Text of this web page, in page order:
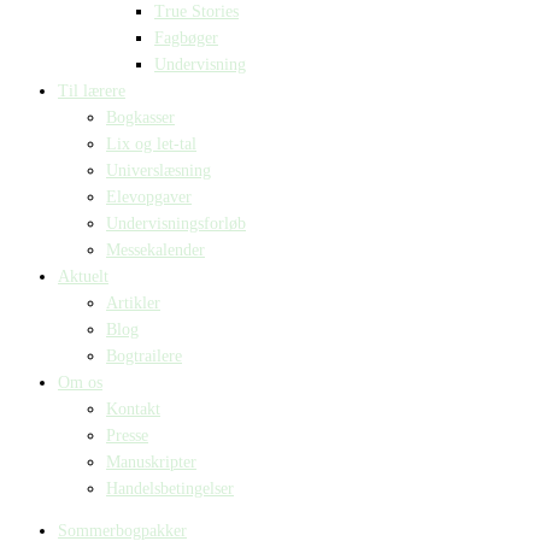
True Stories
Fagbøger
Undervisning
Til lærere
Bogkasser
Lix og let-tal
Universlæsning
Elevopgaver
Undervisningsforløb
Messekalender
Aktuelt
Artikler
Blog
Bogtrailere
Om os
Kontakt
Presse
Manuskripter
Handelsbetingelser
Sommerbogpakker